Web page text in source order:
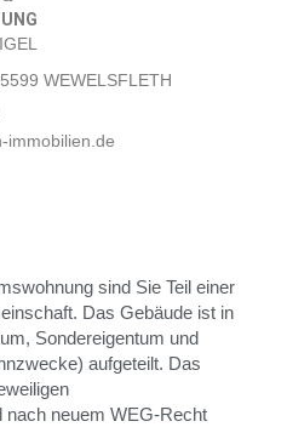
WEWELSFLETH
sind Sie Teil einer
Das Gebäude ist in
Sondereigentum und
aufgeteilt. Das
nach neuem WEG-Recht